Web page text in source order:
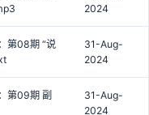
2024
第08期 “说
31-Aug-
2024
第09期 副
31-Aug-
2024